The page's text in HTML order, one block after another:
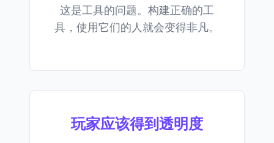
这是工具的问题。构建正确的工
具，使用它们的人就会变得非凡。
玩家应该得到透明度